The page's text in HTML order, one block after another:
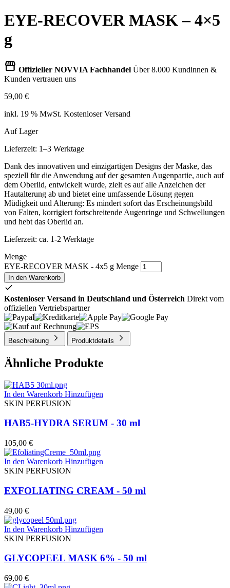
EYE-RECOVER MASK – 4×5
g
storefront Offizieller NOVVIA Fachhandel Über 8.000 Kundinnen &
Kunden vertrauen uns
59,00 €
inkl. 19 % MwSt. Kostenloser Versand
Auf Lager
Lieferzeit: 1–3 Werktage
Dank des innovativen und einzigartigen Designs der Maske, das
speziell für die Anwendung auf der gesamten Augenpartie, auch auf
dem Oberlid, entwickelt wurde, zielt es auf alle Anzeichen der
Hautalterung ab und bietet eine umfassende Lösung gegen
Müdigkeit und Alterung: Es mindert sofort das Erscheinungsbild
von Falten, korrigiert fortschreitende Augenringe und Schwellungen
und hebt das Oberlid an.
Lieferzeit: ca. 1-2 Werktage
Menge
EYE-RECOVER MASK - 4x5 g Menge
In den Warenkorb
Kostenloser Versand in Deutschland und Österreich Direkt vom
offiziellen Vertriebspartner
Beschreibung Produktdetails
Ähnliche Produkte
In den Warenkorb Hinzufügen
SKIN PERFUSION
HAB5-HYDRA SERUM - 30 ml
105,00 €
In den Warenkorb Hinzufügen
SKIN PERFUSION
EXFOLIATING CREAM - 50 ml
49,00 €
In den Warenkorb Hinzufügen
SKIN PERFUSION
GLYCOPEEL MASK 6% - 50 ml
69,00 €